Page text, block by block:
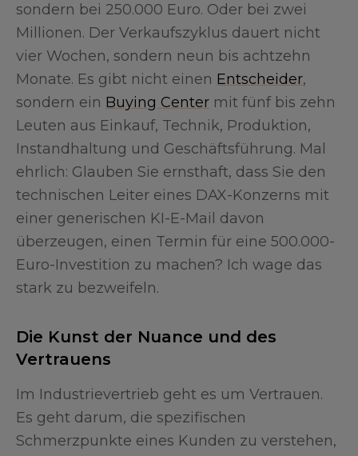
sondern bei 250.000 Euro. Oder bei zwei
Millionen. Der Verkaufszyklus dauert nicht
vier Wochen, sondern neun bis achtzehn
Monate. Es gibt nicht einen Entscheider,
sondern ein Buying Center mit fünf bis zehn
Leuten aus Einkauf, Technik, Produktion,
Instandhaltung und Geschäftsführung. Mal
ehrlich: Glauben Sie ernsthaft, dass Sie den
technischen Leiter eines DAX-Konzerns mit
einer generischen KI-E-Mail davon
überzeugen, einen Termin für eine 500.000-
Euro-Investition zu machen? Ich wage das
stark zu bezweifeln.
Die Kunst der Nuance und des
Vertrauens
Im Industrievertrieb geht es um Vertrauen.
Es geht darum, die spezifischen
Schmerzpunkte eines Kunden zu verstehen,